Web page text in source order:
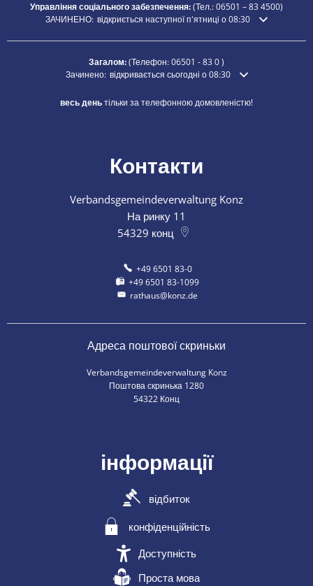
Управління соціального забезпечення:(Тел.:06501 – 834500)
Натисніть, щоб приховати додатковий час відкриття або закриття
ЗАЧИНЕНО: відкриється наступної п'ятниці о 08:30
Загалом:(Телефон:06501 - 83 0)
Натисніть, щоб приховати додатковий час відкриття або
Зачинено: відкривається сьогодні о 08:30
весь деньтільки за телефонною домовленістю!
Контакти
Verbandsgemeindeverwaltung Konz
На ринку 11
54329 конц
+49 6501 83-0
+49 6501 83-1099
rathaus@konz.de
Адреса поштової скриньки
Verbandsgemeindeverwaltung Konz
Поштова скринька 1280
54322 Конц
інформації
відбиток
конфіденційність
Доступність
Проста мова